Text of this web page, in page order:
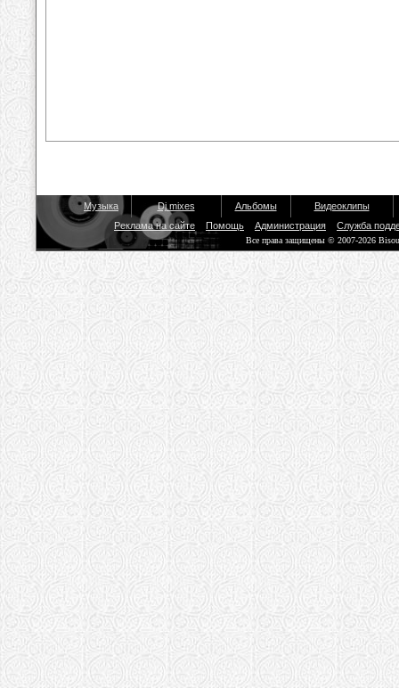
Музыка Dj mixes Альбомы
Видеоклипы
Реклама на сайте
Помощь Администрация Служба
Все права защищены © 2007-2026